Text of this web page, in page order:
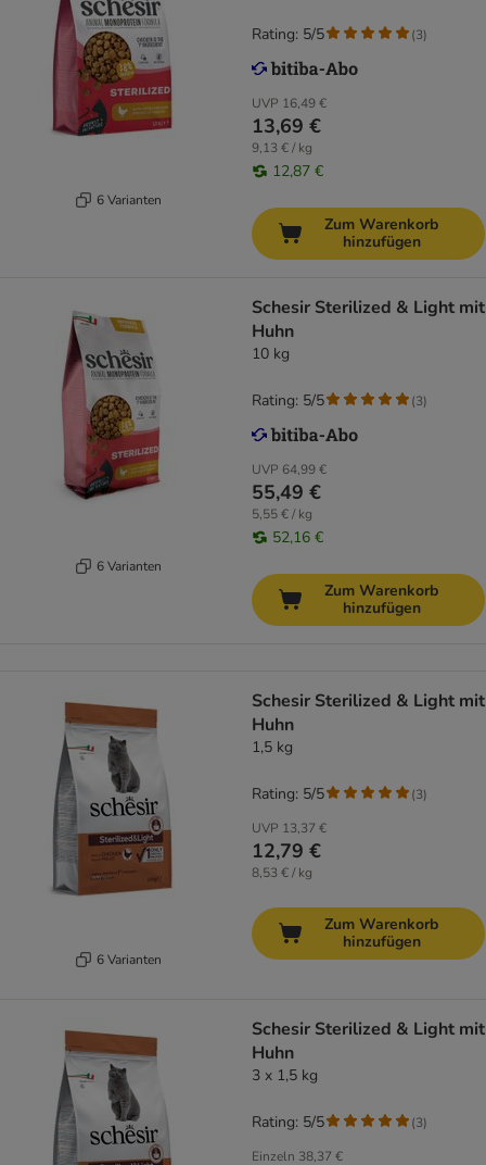
6 Varianten
UVP 16,49 €
13,69 €
9,13 € / kg
12,87 €
Rating: 5/5 (3)
Zum Warenkorb
hinzufügen
6 Varianten
Schesir Sterilized & Light mit
Huhn
10 kg
UVP 64,99 €
55,49 €
5,55 € / kg
52,16 €
Rating: 5/5 (3)
Zum Warenkorb
hinzufügen
6 Varianten
Schesir Sterilized & Light mit
Huhn
1,5 kg
UVP 13,37 €
12,79 €
8,53 € / kg
Rating: 5/5 (3)
Zum Warenkorb
hinzufügen
Schesir Sterilized & Light mit
Huhn
3 x 1,5 kg
Einzeln 38,37 €
Rating: 5/5 (3)